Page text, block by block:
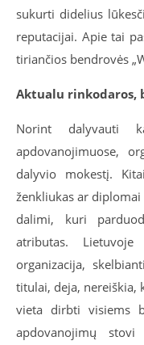
sukurti didelius
reputacijai. Apie tai
tiriančios bendrovės
Aktualu rinkodaros,
Norint dalyvauti
apdovanojimuose,
dalyvio mokestį.
ženkliukas ar
dalimi, kuri
atributas.
organizacija,
titulai, deja, nereiškia,
vieta dirbti visiems
apdovanojimų stovi